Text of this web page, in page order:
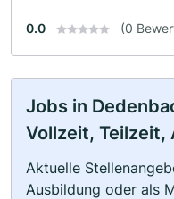
0.0 (0
Jobs in
Vollzeit, Teilzeit,
Aktuelle
Ausbildung oder als